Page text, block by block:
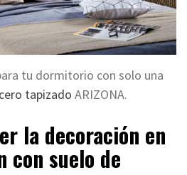
tu dormitorio con solo una
tapizado ARIZONA.
la decoración en
con suelo de